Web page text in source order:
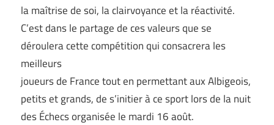
la maîtrise de soi, la clairvoyance et la réactivité.
C’est dans le partage de ces valeurs que se
déroulera cette compétition qui consacrera les
meilleurs
joueurs de France tout en permettant aux Albigeois,
petits et grands, de s’initier à ce sport lors de la nuit
des Échecs organisée le mardi 16 août.